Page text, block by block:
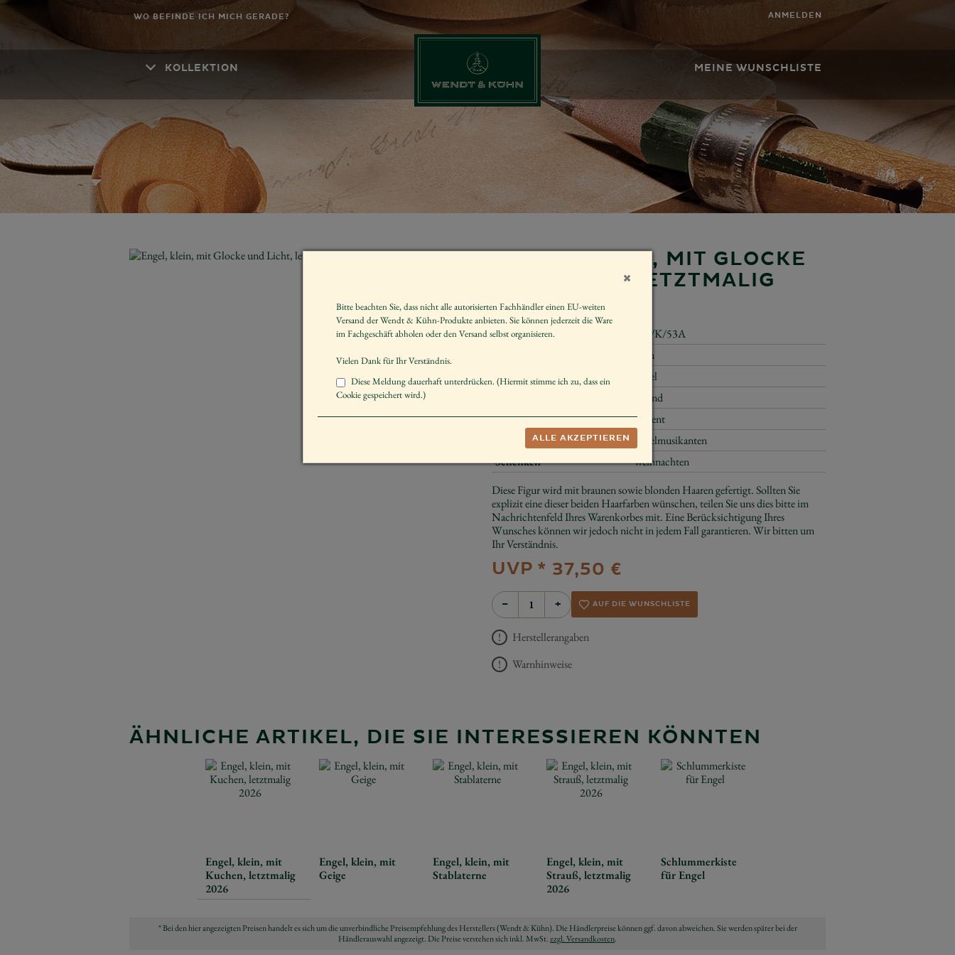
WO BEFINDE ICH MICH GERADE? ANMELDEN
KOLLEKTION MEINE WUNSCHLISTE
ENGEL, KLEIN, MIT GLOCKE
UND LICHT, LETZTMALIG
2026
Artikelnummer
650/K/53A
4 cm
Geschlecht
Engel
sitzend
Dekorieren
Advent
Sammeln
Engelmusikanten
Schenken
Weihnachten
Diese Figur wird mit braunen sowie blonden Haaren gefertigt. Sollten Sie
explizit eine dieser beiden Haarfarben wünschen, teilen Sie uns dies bitte im
Nachrichtenfeld Ihres Warenkorbes mit. Eine Berücksichtigung Ihres
Wunsches können wir jedoch nicht in jedem Fall garantieren. Wir bitten um
Ihr Verständnis.
UVP * 37,50 €
− + AUF DIE WUNSCHLISTE
Herstellerangaben
Warnhinweise
ÄHNLICHE ARTIKEL, DIE SIE INTERESSIEREN KÖNNTEN
Engel, klein, mit
Kuchen, letztmalig
2026
Engel, klein, mit
Geige
Engel, klein, mit
Stablaterne
Engel, klein, mit
Strauß, letztmalig
2026
Schlummerkiste
für Engel
* Bei den hier angezeigten Preisen handelt es sich um die unverbindliche Preisempfehlung des Herstellers (Wendt & Kühn). Die Händlerpreise können ggf. davon abweichen. Sie werden später bei der
Händlerauswahl angezeigt. Die Preise verstehen sich inkl. MwSt.zzgl. Versandkosten.
Bitte beachten Sie, dass nicht alle autorisierten Fachhändler einen EU-weiten
Versand der Wendt & Kühn-Produkte anbieten. Sie können jederzeit die Ware
im Fachgeschäft abholen oder den Versand selbst organisieren.
Vielen Dank für Ihr Verständnis.
Diese Meldung dauerhaft unterdrücken. (Hiermit stimme ich zu, dass ein
Cookie gespeichert wird.)
ALLE AKZEPTIEREN